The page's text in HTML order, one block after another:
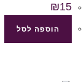
₪15
הוספה לסל